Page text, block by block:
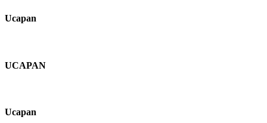
Ucapan
UCAPAN
Ucapan